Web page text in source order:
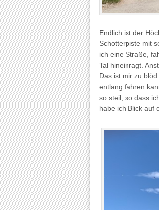
Endlich ist der
Schotterpiste mit
ich eine Straße,
Tal hineinragt.
Das ist mir zu
entlang fahren
so steil, so dass
habe ich Blick auf